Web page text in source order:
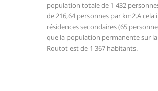
population totale de 1 432
de 216,64 personnes par km2.A cela
résidences secondaires (65
que la population permanente sur
Routot est de 1 367 habitants.